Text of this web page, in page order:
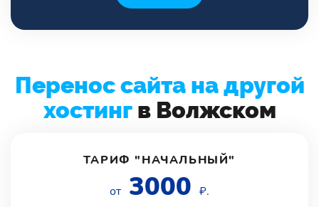
Перенос сайта на другой
хостингв Волжском
ТАРИФ "НАЧАЛЬНЫЙ"
от 3000 ₽.